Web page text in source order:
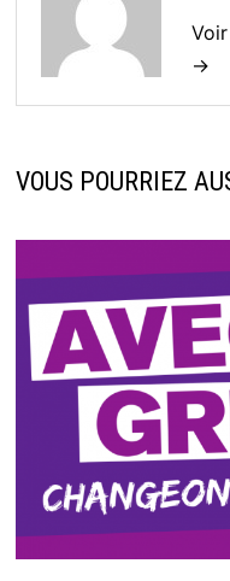
→
VOUS POURRIEZ